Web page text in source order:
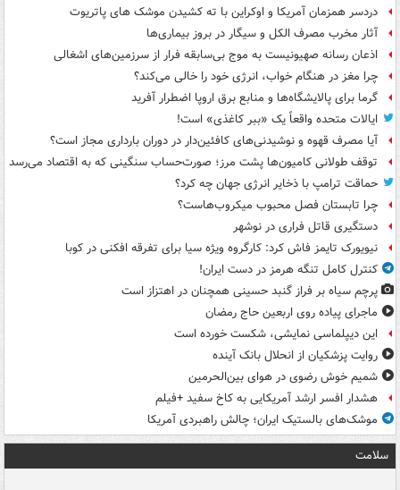
دردسر همزمان آمریکا و اوکراین با ته کشیدن موشک های پاتریوت
آثار مخرب مصرف الکل و سیگار در بروز بیماری‌ها
اذعان رسانه صهیونیست به موج بی‌سابقه فرار از سرزمین‌های اشغالی
چرا مغز در هنگام خواب، انرژی خود را خالی می‌کند؟
گرما برای پالایشگاه‌ها و منابع برق اروپا اضطرار آفرید
ایالات متحده واقعاً یک «ببر کاغذی» است!
آیا مصرف قهوه و نوشیدنی‌های کافئین‌دار در دوران بارداری مجاز است؟
توقف طولانی کامیون‌ها پشت مرز؛ صورت‌حساب سنگینی که به اقتصاد می‌رسد
حماقت ترامپ با ذخایر انرژی جهان چه کرد؟
چرا تابستان فصل محبوب میکروب‌هاست؟
دستگیری قاتل فراری در نوشهر
نیویورک تایمز فاش کرد: کارگروه ویژه سیا برای تفرقه افکنی در کوبا
کنترل کامل تنگه هرمز در دست ایران!
پرچم سیاه بر فراز گنبد حسینی همچنان در اهتزاز است
ماجرای پیاده روی اربعین حاج رمضان
این دیپلماسی نمایشی، شکست خورده است
روایت پزشکیان از انحلال بانک آینده
شمیم خوش رضوی در هوای بین‌الحرمین
هشدار افسر ارشد آمریکایی به کاخ سفید +فیلم
موشک‌های بالستیک ایران؛ چالش راهبردی آمریکا
سلامت